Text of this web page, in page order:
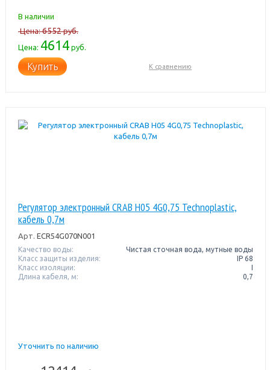
В наличии
Цена:6552руб.
Цена: 4614руб.
Купить К сравнению
Регулятор электронный CRAB H05 4G0,75 Technoplastic,
кабель 0,7м
Арт. ECR54G070N001
Качество воды:
Чистая сточная вода, мутные воды
Класс защиты изделия:
IP 68
Класс изоляции:
I
Длина кабеля, м:
0,7
Уточнить по наличию